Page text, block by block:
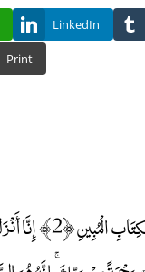
LinkedIn
Print